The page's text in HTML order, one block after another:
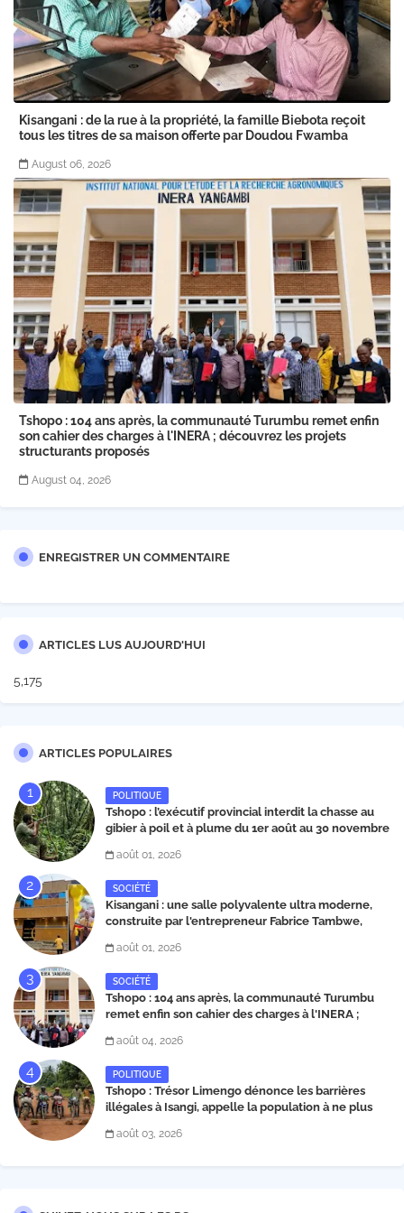
Kisangani : de la rue à la propriété, la famille Biebota reçoit
tous les titres de sa maison offerte par Doudou Fwamba
August 06, 2026
Tshopo : 104 ans après, la communauté Turumbu remet enfin
son cahier des charges à l'INERA ; découvrez les projets
structurants proposés
August 04, 2026
ENREGISTRER UN COMMENTAIRE
ARTICLES LUS AUJOURD'HUI
5,175
ARTICLES POPULAIRES
POLITIQUE
Tshopo : l’exécutif provincial interdit la chasse au
gibier à poil et à plume du 1er août au 30 novembre
août 01, 2026
SOCIÉTÉ
Kisangani : une salle polyvalente ultra moderne,
construite par l'entrepreneur Fabrice Tambwe,
août 01, 2026
SOCIÉTÉ
Tshopo : 104 ans après, la communauté Turumbu
remet enfin son cahier des charges à l'INERA ;
août 04, 2026
POLITIQUE
Tshopo : Trésor Limengo dénonce les barrières
illégales à Isangi, appelle la population à ne plus
août 03, 2026